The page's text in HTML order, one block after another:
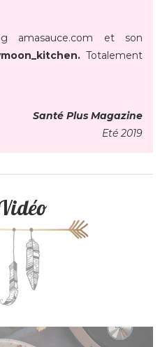
amasauce.com et son
Totalement
Santé Plus Magazine
Eté 2019